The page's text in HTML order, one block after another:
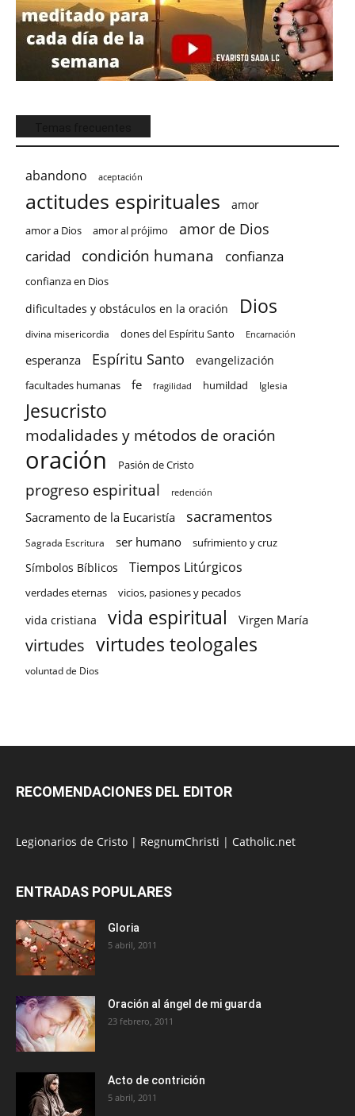
abandono aceptación
actitudes espirituales amor
amor a Dios amor al prójimo amor de Dios
caridad condición humana confianza
confianza en Dios
dificultades y obstáculos en la oración Dios
divina misericordia dones del Espíritu Santo Encarnación
esperanza Espíritu Santo evangelización
facultades humanas fe fragilidad humildad Iglesia
Jesucristo
modalidades y métodos de oración
oración Pasión de Cristo
progreso espiritual redención
Sacramento de la Eucaristía sacramentos
Sagrada Escritura ser humano sufrimiento y cruz
Símbolos Bíblicos Tiempos Litúrgicos
verdades eternas vicios, pasiones y pecados
vida cristiana vida espiritual Virgen María
virtudes virtudes teologales
voluntad de Dios
RECOMENDACIONES DEL EDITOR
Legionarios de Cristo | RegnumChristi | Catholic.net
ENTRADAS POPULARES
Gloria
5 abril, 2011
Oración al ángel de mi guarda
23 febrero, 2011
Acto de contrición
5 abril, 2011